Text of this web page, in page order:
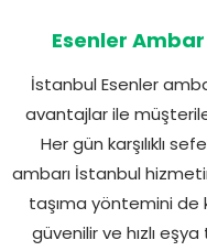
Esenler
İstanbul Esenler
avantajlar ile
Her gün karşılıklı
ambarı İstanbul
taşıma yöntemini de
güvenilir ve hızlı